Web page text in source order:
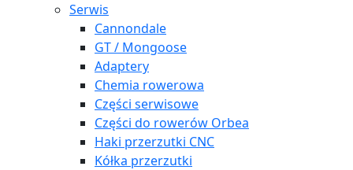
Serwis
Cannondale
GT / Mongoose
Adaptery
Chemia rowerowa
Części serwisowe
Części do rowerów Orbea
Haki przerzutki CNC
Kółka przerzutki